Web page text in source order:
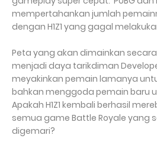
mempertahankan jumlah
dengan H1Z1 yang gagal
Peta yang akan dimainkan
menjadi daya tarikdiman
meyakinkan pemain lamanya
bahkan menggoda pemain baru
Apakah H1Z1 kembali berhasil
semua game Battle Royale yang
digemari?